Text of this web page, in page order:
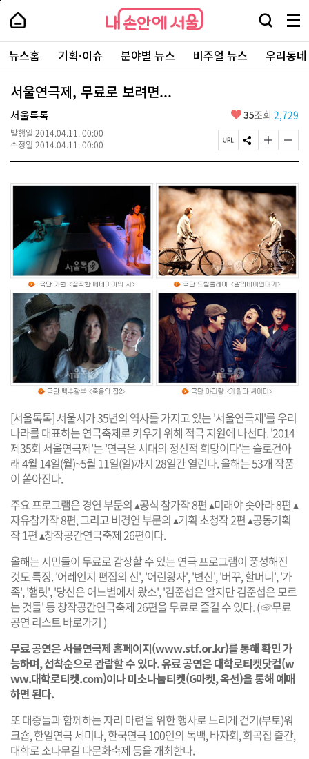
본
로
가
내
손
안
에
서
울
-
서
울
시
대
표
소
포
내
손
에
울
검
창
열
기
메
뉴
전
체
보
주
요
서
뉴스홈 기획·이슈 분야별 뉴스 비주얼 뉴스 우리동
서울연극제, 무료로 보려면...
서울톡톡
발행일 2014.04.11. 00:00
수정일 2014.04.11. 00:00
좋
요
35조회 2,729
페
이
U
R
L
복
사
S
N
공
유
하
기
글
자
기
크
게
변
경
하
기
글
자
기
작
게
변
경
하
기
[서울톡톡] 서울시가 35년의 역사를 가지고 있는 '서울연극제'를 우리
나라를 대표하는 연극축제로 키우기 위해 적극 지원에 나선다. '2014
제35회 서울연극제'는 '연극은 시대의 정신적 희망이다'는 슬로건아
래 4월 14일(월)~5월 11일(일)까지 28일간 열린다. 올해는 53개 작품
이 쏟아진다.
주요 프로그램은 경연 부문의 ▴공식 참가작 8편 ▴미래야 솟아라 8편 ▴
자유참가작 8편, 그리고 비경연 부문의 ▴기획 초청작 2편 ▴공동기획
작 1편 ▴창작공간연극축제 26편이다.
올해는 시민들이 무료로 감상할 수 있는 연극 프로그램이 풍성해진
것도 특징. '어레인지 편집의 신', '어린왕자', '변신', '버꾸, 할머니', '가
족', '햄릿', '당신은 어느별에서 왔소', '김준섭은 알지만 김준섭은 모르
는 것들' 등 창작공간연극축제 26편을 무료로 즐길 수 있다. (☞무료
공연 리스트 바로가기 )
무료 공연은 서울연극제 홈페이지(www.stf.or.kr)를 통해 확인 가
능하며, 선착순으로 관람할 수 있다. 유료 공연은 대학로티켓닷컴(w
ww.대학로티켓.com)이나 미소나눔티켓(G마켓, 옥션)을 통해 예매
하면 된다.
또 대중들과 함께하는 자리 마련을 위한 행사로 느리게 걷기(부토)워
크숍, 한일연극 세미나, 한국연극 100인의 독백, 바자회, 희곡집 출간,
대학로 소나무길 다문화축제 등을 개최한다.
페
상
단
로